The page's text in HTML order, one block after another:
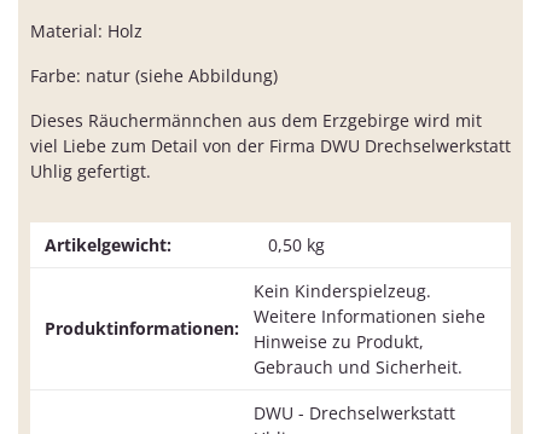
Material: Holz
Farbe: natur (siehe Abbildung)
Dieses Räuchermännchen aus dem Erzgebirge wird mit
viel Liebe zum Detail von der Firma DWU Drechselwerkstatt
Uhlig gefertigt.
Artikelgewicht: 0,50 kg
Produktinformationen:
Kein Kinderspielzeug.
Weitere Informationen siehe
Hinweise zu Produkt,
Gebrauch und Sicherheit.
DWU - Drechselwerkstatt